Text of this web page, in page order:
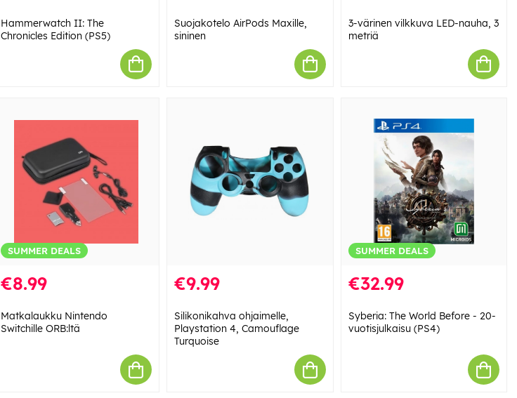
Hammerwatch II: The
Chronicles Edition (PS5)
Suojakotelo AirPods Maxille,
sininen
3-värinen vilkkuva LED-nauha, 3
metriä
SUMMER DEALS
€8.99
Matkalaukku Nintendo
Switchille ORB:ltä
€9.99
Silikonikahva ohjaimelle,
Playstation 4, Camouflage
Turquoise
SUMMER DEALS
€32.99
Syberia: The World Before - 20-
vuotisjulkaisu (PS4)